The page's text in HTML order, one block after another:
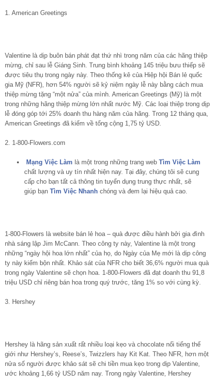
1. American Greetings
Valentine là dịp buôn bán phát đạt thứ nhì trong năm của các hãng thiệp
mừng, chỉ sau lễ Giáng Sinh. Trung bình khoảng 145 triệu bưu thiếp sẽ
được tiêu thụ trong ngày này. Theo thống kê của Hiệp hội Bán lẻ quốc
gia Mỹ (NFR), hơn 54% người sẽ kỷ niệm ngày lễ này bằng cách mua
thiệp mừng tặng “một nửa” của mình. American Greetings (Mỹ) là một
trong những hãng thiệp mừng lớn nhất nước Mỹ. Các loại thiệp trong dịp
lễ đóng góp tới 25% doanh thu hàng năm của hãng. Trong 12 tháng qua,
American Greetings đã kiếm về tổng cộng 1,75 tỷ USD.
2. 1-800-Flowers.com
Mạng Việc Làm là một trong những trang web Tìm Việc Làm
chất lượng và uy tín nhất hiện nay. Tại đây, chúng tôi sẽ cung
cấp cho bạn tất cả thông tin tuyển dụng trung thực nhất, sẽ
giúp bạn Tìm Việc Nhanh chóng và đem lại hiệu quả cao.
1-800-Flowers là website bán lẻ hoa – quà được điều hành bởi gia đình
nhà sáng lập Jim McCann. Theo công ty này, Valentine là một trong
những “ngày hội hoa lớn nhất” của họ, do Ngày của Mẹ mới là dịp công
ty này kiếm bộn nhất. Khảo sát của NFR cho biết 36,6% người mua quà
trong ngày Valentine sẽ chọn hoa. 1-800-Flowers đã đạt doanh thu 91,8
triệu USD chỉ riêng bán hoa trong quý trước, tăng 1% so với cùng kỳ.
3. Hershey
Hershey là hãng sản xuất rất nhiều loại kẹo và chocolate nổi tiếng thế
giới như Hershey’s, Reese’s, Twizzlers hay Kit Kat. Theo NFR, hơn một
nửa số người được khảo sát sẽ chi tiền mua kẹo trong dịp Valentine,
ước khoảng 1,66 tỷ USD năm nay. Trong ngày Valentine, Hershey